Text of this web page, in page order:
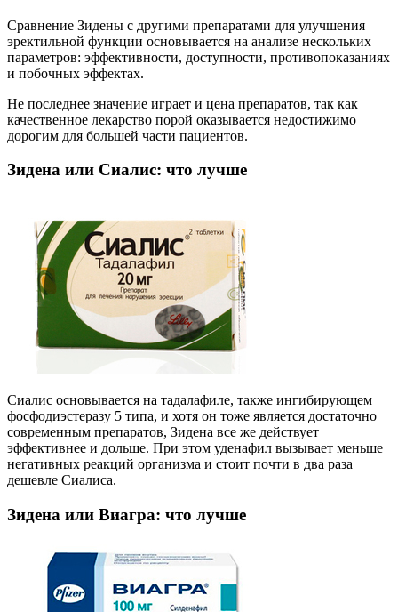
Сравнение Зидены с другими препаратами для улучшения
эректильной функции основывается на анализе нескольких
параметров: эффективности, доступности, противопоказаниях
и побочных эффектах.
Не последнее значение играет и цена препаратов, так как
качественное лекарство порой оказывается недостижимо
дорогим для большей части пациентов.
Зидена или Сиалис: что лучше
Сиалис основывается на тадалафиле, также ингибирующем
фосфодиэстеразу 5 типа, и хотя он тоже является достаточно
современным препаратов, Зидена все же действует
эффективнее и дольше. При этом уденафил вызывает меньше
негативных реакций организма и стоит почти в два раза
дешевле Сиалиса.
Зидена или Виагра: что лучше